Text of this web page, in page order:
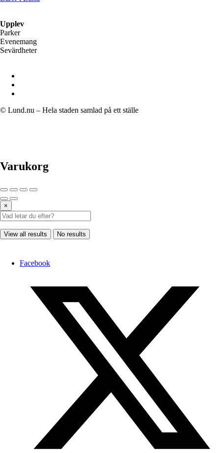
Upplev
Parker
Evenemang
Sevärdheter
© Lund.nu – Hela staden samlad på ett ställe
Varukorg
×
View all results No results
Facebook